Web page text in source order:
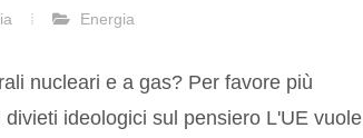
Energia
nucleari e a gas? Per favore più
ideologici sul pensiero L'UE vuole